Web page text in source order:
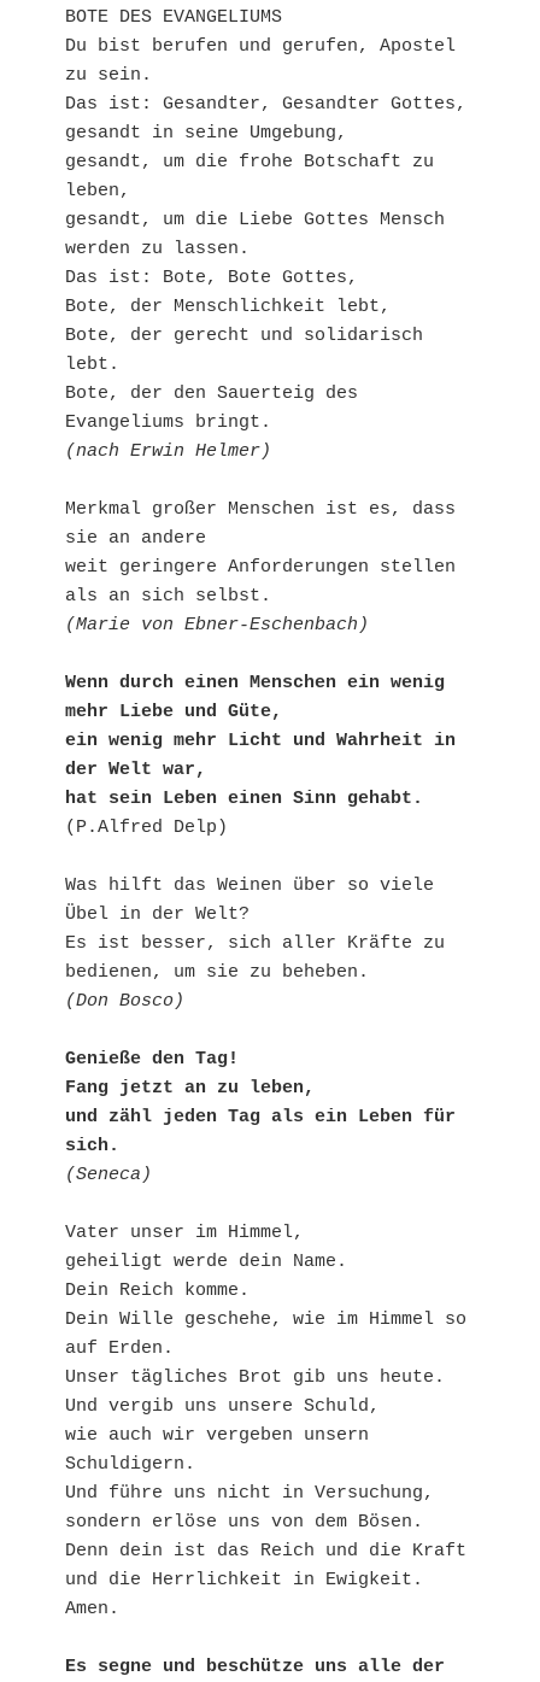
BOTE DES EVANGELIUMS
Du bist berufen und gerufen, Apostel
zu sein.
Das ist: Gesandter, Gesandter Gottes,
gesandt in seine Umgebung,
gesandt, um die frohe Botschaft zu
leben,
gesandt, um die Liebe Gottes Mensch
werden zu lassen.
Das ist: Bote, Bote Gottes,
Bote, der Menschlichkeit lebt,
Bote, der gerecht und solidarisch
lebt.
Bote, der den Sauerteig des
Evangeliums bringt.
(nach Erwin Helmer)
Merkmal großer Menschen ist es, dass
sie an andere
weit geringere Anforderungen stellen
als an sich selbst.
(Marie von Ebner-Eschenbach)
Wenn durch einen Menschen ein wenig
mehr Liebe und Güte,
ein wenig mehr Licht und Wahrheit in
der Welt war,
hat sein Leben einen Sinn gehabt.
(P.Alfred Delp)
Was hilft das Weinen über so viele
Übel in der Welt?
Es ist besser, sich aller Kräfte zu
bedienen, um sie zu beheben.
(Don Bosco)
Genieße den Tag!
Fang jetzt an zu leben,
und zähl jeden Tag als ein Leben für
sich.
(Seneca)
Vater unser im Himmel,
geheiligt werde dein Name.
Dein Reich komme.
Dein Wille geschehe, wie im Himmel so
auf Erden.
Unser tägliches Brot gib uns heute.
Und vergib uns unsere Schuld,
wie auch wir vergeben unsern
Schuldigern.
Und führe uns nicht in Versuchung,
sondern erlöse uns von dem Bösen.
Denn dein ist das Reich und die Kraft
und die Herrlichkeit in Ewigkeit.
Amen.
Es segne und beschütze uns alle der